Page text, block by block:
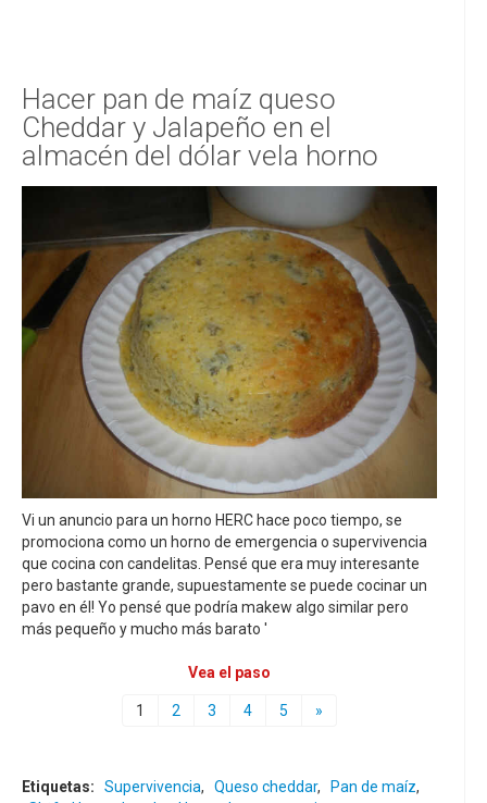
Hacer pan de maíz queso
Cheddar y Jalapeño en el
almacén del dólar vela horno
Vi un anuncio para un horno HERC hace poco tiempo, se
promociona como un horno de emergencia o supervivencia
que cocina con candelitas. Pensé que era muy interesante
pero bastante grande, supuestamente se puede cocinar un
pavo en él! Yo pensé que podría makew algo similar pero
más pequeño y mucho más barato '
Vea el paso
1 2 3 4 5 »
Etiquetas: Supervivencia, Queso cheddar, Pan de maíz,